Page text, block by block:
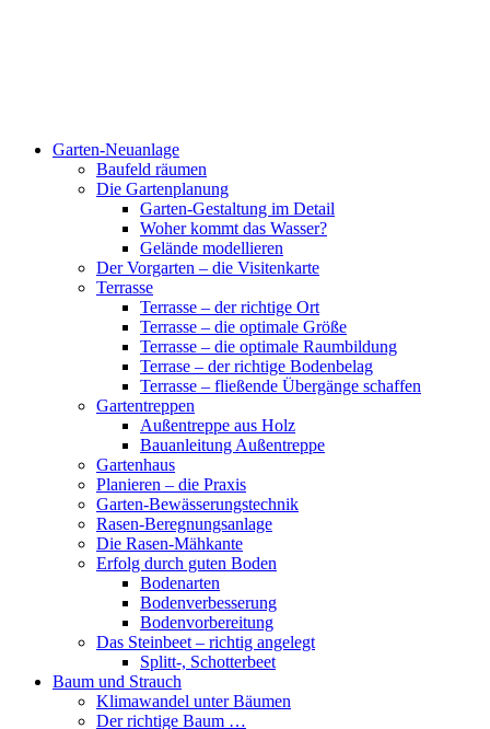
Garten-Neuanlage
Baufeld räumen
Die Gartenplanung
Garten-Gestaltung im Detail
Woher kommt das Wasser?
Gelände modellieren
Der Vorgarten – die Visitenkarte
Terrasse
Terrasse – der richtige Ort
Terrasse – die optimale Größe
Terrasse – die optimale Raumbildung
Terrase – der richtige Bodenbelag
Terrasse – fließende Übergänge schaffen
Gartentreppen
Außentreppe aus Holz
Bauanleitung Außentreppe
Gartenhaus
Planieren – die Praxis
Garten-Bewässerungstechnik
Rasen-Beregnungsanlage
Die Rasen-Mähkante
Erfolg durch guten Boden
Bodenarten
Bodenverbesserung
Bodenvorbereitung
Das Steinbeet – richtig angelegt
Splitt-, Schotterbeet
Baum und Strauch
Klimawandel unter Bäumen
Der richtige Baum …